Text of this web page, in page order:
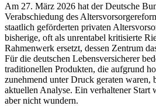
Am 27. März 2026 hat der Deutsche
Verabschiedung des
staatlich geförderten privaten
bisherige, oft als unrentabel kritisierte
Rahmenwerk ersetzt, dessen Zentrum
Für die deutschen Lebensversicherer
traditionellen Produkten, die aufgrund
zunehmend unter Druck geraten waren,
aktuellen Analyse. Ein verhaltener Start
aber nicht wundern.